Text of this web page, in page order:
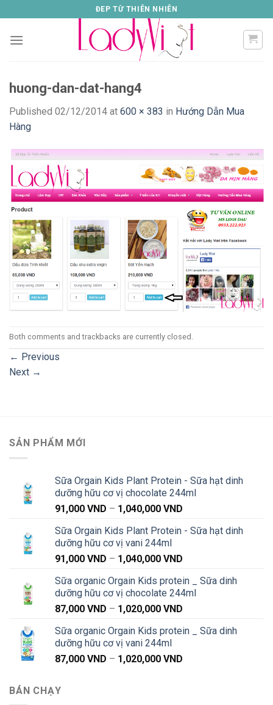
to
content
ĐEP TỪ THIÊN NHIÊN
huong-dan-dat-hang4
Published 02/12/2014 at 600 × 383 in Hướng Dẫn Mua
Hàng
Both comments and trackbacks are currently closed.
← Previous
Next →
SẢN PHẨM MỚI
Sữa Orgain Kids Plant Protein - Sữa hạt dinh
dưỡng hữu cơ vị chocolate 244ml
91,000 VND – 1,040,000 VND
từ
Sữa Orgain Kids Plant Protein - Sữa hạt dinh
dưỡng hữu cơ vị vani 244ml
91,000 VND – 1,040,000 VND
từ
91,000 VND
Sữa organic Orgain Kids protein _ Sữa dinh
dưỡng hữu cơ vị chocolate 244ml
87,000 VND – 1,020,000 VND
từ
Sữa organic Orgain Kids protein _ Sữa dinh
dưỡng hữu cơ vị vani 244ml
87,000 VND – 1,020,000 VND
BÁN CHẠY